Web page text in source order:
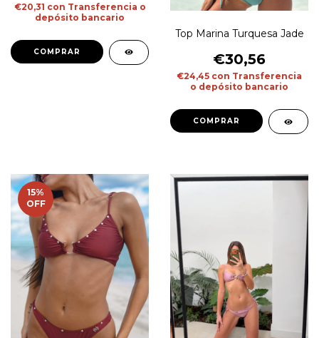
€20,31 con Transferencia o
depósito bancario
COMPRAR
Top Marina Turquesa Jade
€30,56
€24,45 con Transferencia
o depósito bancario
COMPRAR
15%
OFF